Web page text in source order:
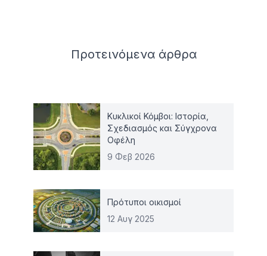
Προτεινόμενα άρθρα
Κυκλικοί Κόμβοι: Ιστορία,
Σχεδιασμός και Σύγχρονα
Οφέλη
9 Φεβ 2026
Πρότυποι οικισμοί
12 Αυγ 2025